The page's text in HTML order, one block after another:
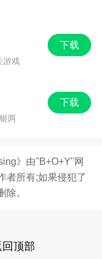
）之间的转化，
转化也可以，这
方便的。希望开
及酷炫的时装，
，唯美画面，支
验超级给力哦，
式，快来本页面
下载
游戏
下载
两
》由"B+O+Y"网
者所有;如果侵犯了
除。
回顶部